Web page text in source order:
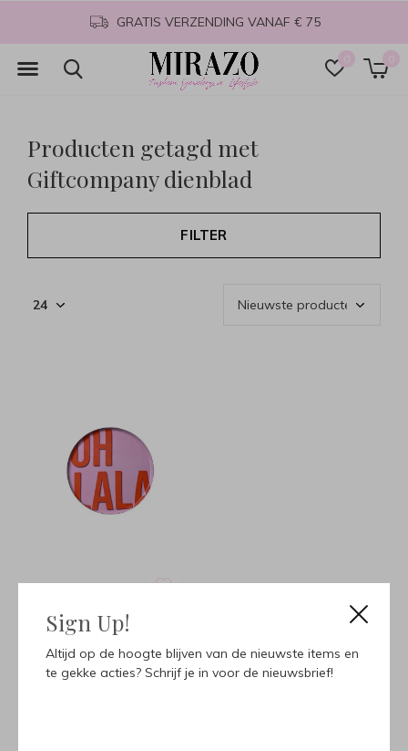
Sign Up!
Altijd op de hoogte blijven van de nieuwste items en
te gekke acties? Schrijf je in voor de nieuwsbrief!
0 0
GRATIS VERZENDING VANAF € 75
Producten getagd met
Giftcompany dienblad
FILTER
Giftcompany - Deco
dienblad - Love - Ohlala
€29,95
Incl. btw